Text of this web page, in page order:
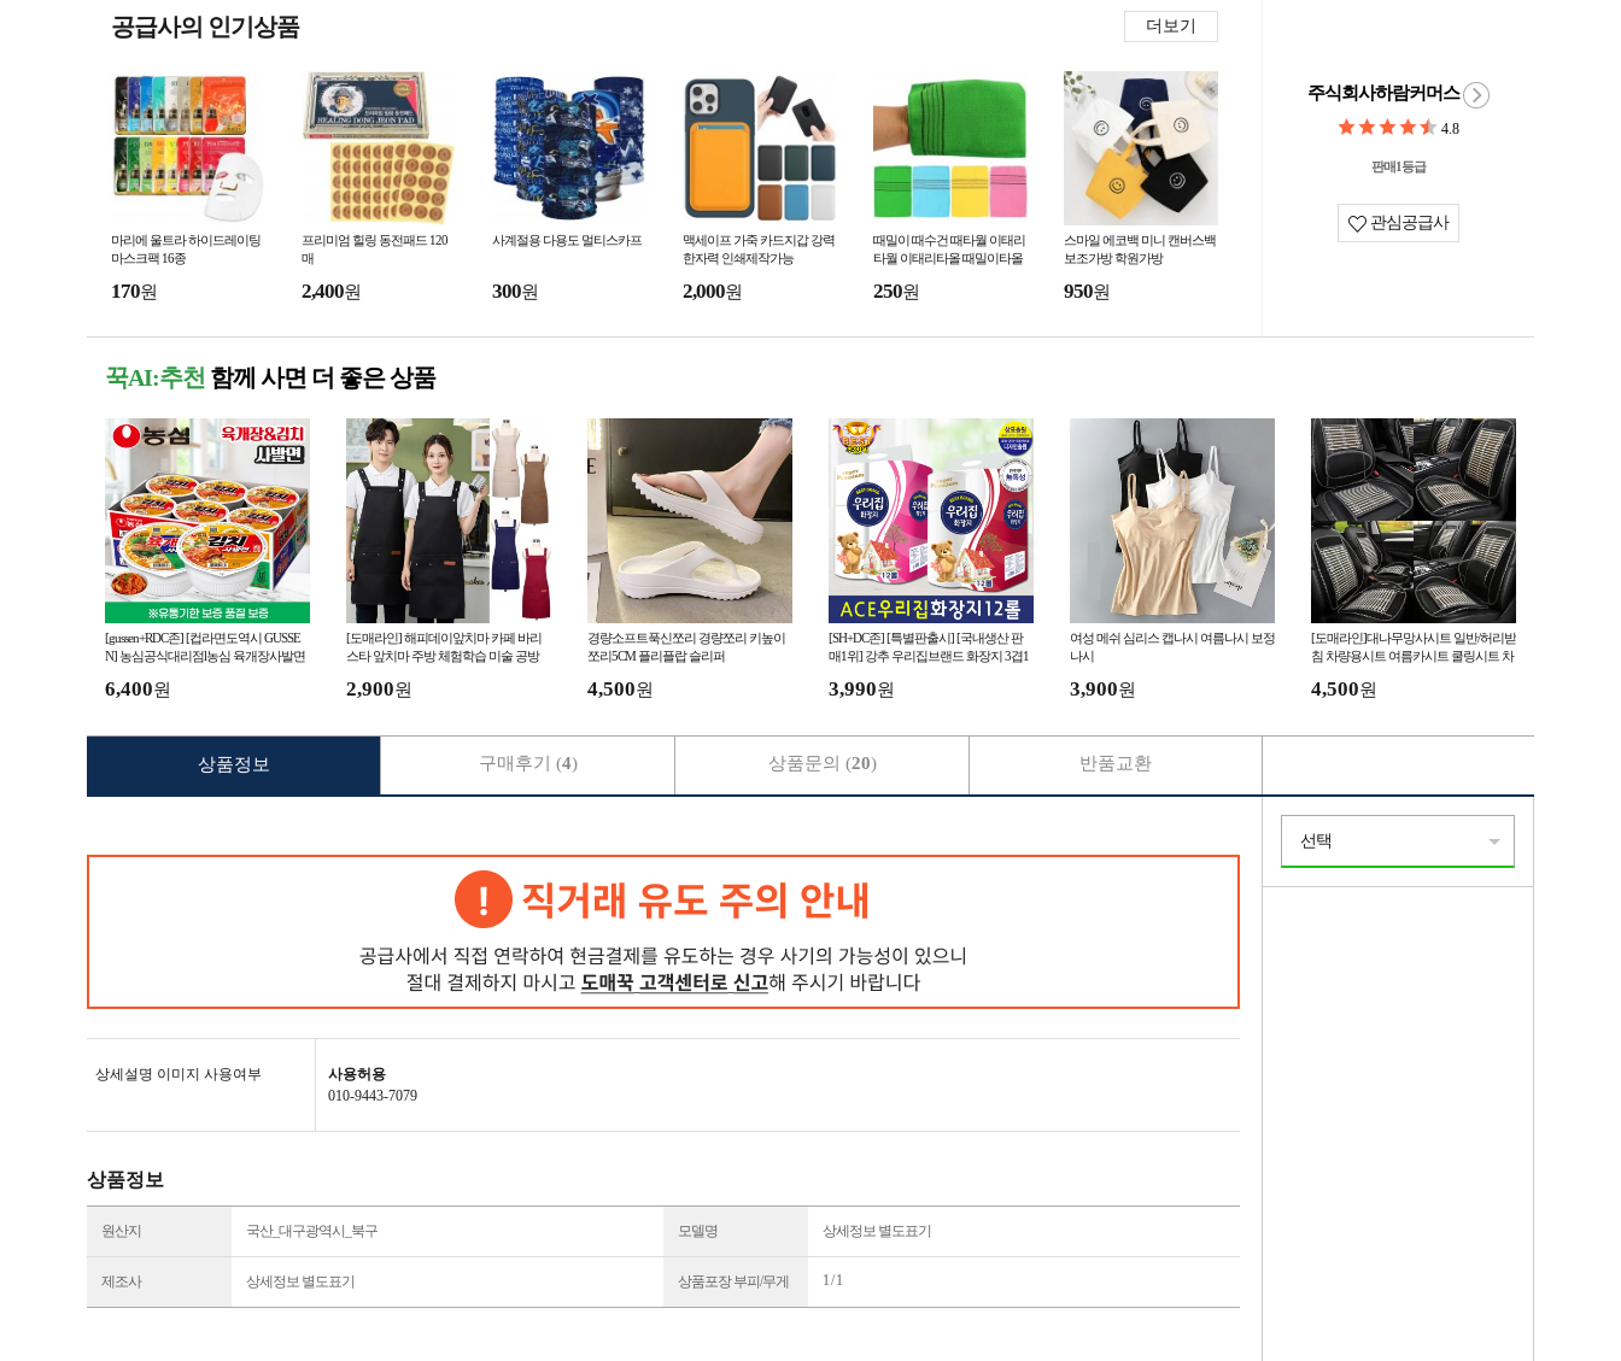
공급사의 인기상품 더보기
마리에 울트라 하이드레이팅
마스크팩 16종
170원
프리미엄 힐링 동전패드 120
매
2,400원
사계절용 다용도 멀티스카프
300원
맥세이프 가죽 카드지갑 강력
한자력 인쇄제작가능
2,000원
때밀이 때수건 때타월 이태리
타월 이태리타올 때밀이타올
250원
스마일 에코백 미니 캔버스백
보조가방 학원가방
950원
주식회사하람커머스
4.8
판매1등급
관심공급사
꾹AI:추천 함께 사면 더 좋은 상품
[gussen+RDC존] [컵라면도역시 GUSSE
N] 농심공식대리점l농심 육개장사발면
6,400원
[도매라인] 해피데이앞치마 카페 바리
스타 앞치마 주방 체험학습 미술 공방
2,900원
경량소프트푹신쪼리 경량쪼리 키높이
쪼리5CM 플리플랍 슬리퍼
4,500원
[SH+DC존] [특별판출시] [국내생산 판
매1위] 강추 우리집브랜드 화장지 3겹1
3,990원
여성 메쉬 심리스 캡나시 여름나시 보정
나시
3,900원
[도매라인]대나무망사시트 일반/허리받
침 차량용시트 여름카시트 쿨링시트 차
4,500원
상세설명 이미지 사용여부
사용허용
010-9443-7079
상품정보
원산지 국산_대구광역시_북구 모델명 상세정보 별도표기
제조사 상세정보 별도표기 상품포장 부피/무게 1 / 1
상품정보 구매후기 (4) 상품문의 (20) 반품교환
선택